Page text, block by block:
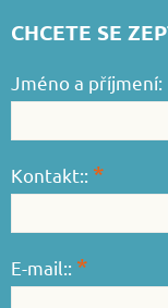
CHCETE SE
Jméno a příjmení:
Kontakt:: *
E-mail:: *